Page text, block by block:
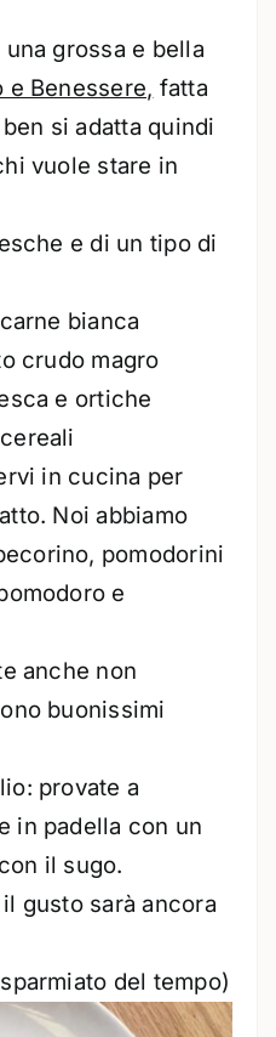
grossa e bella
e Benessere, fatta
si adatta quindi
vuole stare in
e di un tipo di
bianca
crudo magro
e ortiche
in cucina per
Noi abbiamo
pomodorini
e
anche non
buonissimi
provate a
in padella con un
il sugo.
gusto sarà ancora
del tempo)